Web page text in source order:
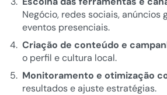
Negócio, redes sociais, anúncios
eventos presenciais.
Criação de conteúdo e
o perfil e cultura local.
Monitoramento e otimização
resultados e ajuste estratégias.